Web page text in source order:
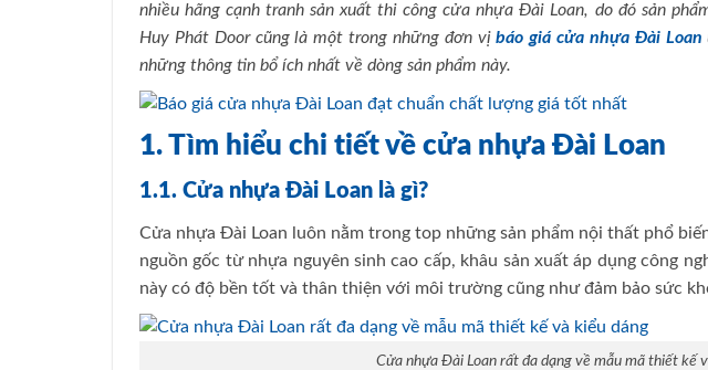
nhiều hãng cạnh tranh sản xuất thi công cửa nhựa Đài Loan, do đó sản
Huy Phát Door cũng là một trong những đơn vịbáo giá cửa nhựa Đài Loan
những thông tin bổ ích nhất về dòng sản phẩm này.
1. Tìm hiểu chi tiết về cửa nhựa Đài Loan
1.1. Cửa nhựa Đài Loan là gì?
Cửa nhựa Đài Loan luôn nằm trong top những sản phẩm nội thất phổ
nguồn gốc từ nhựa nguyên sinh cao cấp, khâu sản xuất áp dụng công
này có độ bền tốt và thân thiện với môi trường cũng như đảm bảo sức
Cửa nhựa Đài Loan rất đa dạng về mẫu mã thiết kế